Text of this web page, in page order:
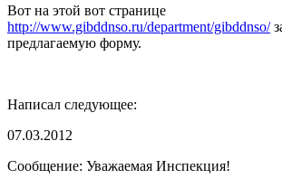
Вот на этой вот странице
http://www.gibddnso.ru/department/gibddnso/
предлагаемую форму.
Написал следующее:
07.03.2012
Сообщение: Уважаемая Инспекция!